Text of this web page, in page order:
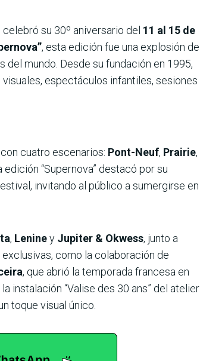
su 30º aniversario del 11 al 15 de
, esta edición fue una explosión de
mundo. Desde su fundación en 1995,
espectáculos infantiles, sesiones
cuatro escenarios: Pont-Neuf, Prairie,
“Supernova” destacó por su
invitando al público a sumergirse en
, Leniney Jupiter & Okwess, junto a
exclusivas, como la colaboración de
, que abrió la temporada francesa en
la instalación “Valise des 30 ans” del atelier
toque visual único.